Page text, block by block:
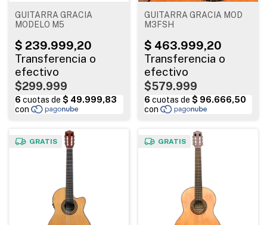
GUITARRA GRACIA
MODELO M5
$299.999
GUITARRA GRACIA MOD
M3FSH
$579.999
GRATIS GRATIS